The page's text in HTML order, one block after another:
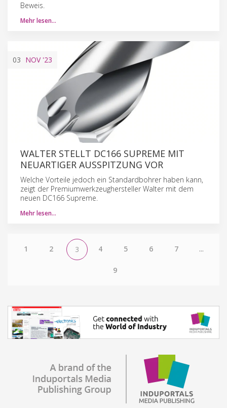
Beweis.
Mehr lesen…
03 NOV'23
WALTER STELLT DC166 SUPREME MIT
NEUARTIGER AUSSPITZUNG VOR
Welche Vorteile jedoch ein Standardbohrer haben kann,
zeigt der Premiumwerkzeughersteller Walter mit dem
neuen DC166 Supreme.
Mehr lesen…
1 2 3 4 5 6 7 ...
9